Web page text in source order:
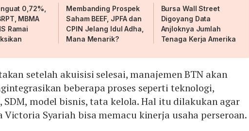
0,72%,
MBMA
Ramai
Membanding Prospek
Saham BEEF, JPFA dan
CPIN Jelang Idul Adha,
Mana Menarik?
Bursa Wall Street
Digoyang Data
Anjloknya Jumlah
Tenaga Kerja Amerika
setelah akuisisi selesai, manajemen BTN akan
beberapa proses seperti teknologi,
SDM, model bisnis, tata kelola. Hal itu dilakukan agar
Victoria Syariah bisa memacu kinerja usaha perseroan.